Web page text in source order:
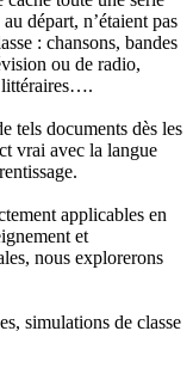
départ, n’étaient pas
: chansons, bandes
ou de radio,
littéraires….
tels documents dès les
vrai avec la langue
applicables en
et
nous explorerons
simulations de classe